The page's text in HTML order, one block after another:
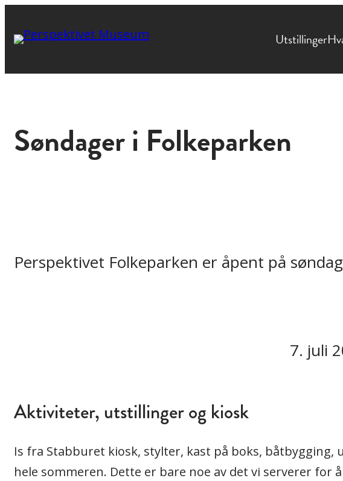
Utstillinger
Søndager i Folkeparken
Perspektivet Folkeparken er åpent på
7. juli
Aktiviteter, utstillinger og kiosk
Is fra Stabburet kiosk, stylter, kast på boks,
hele sommeren. Dette er bare noe av det vi serverer